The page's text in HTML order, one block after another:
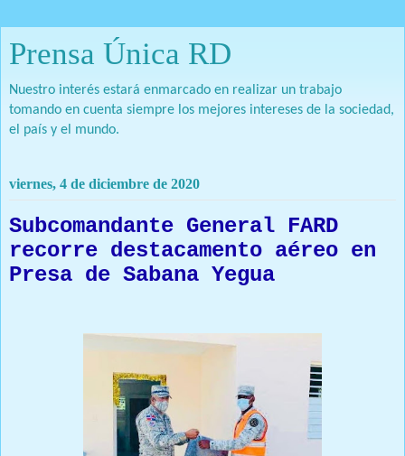
Prensa Única RD
Nuestro interés estará enmarcado en realizar un trabajo
tomando en cuenta siempre los mejores intereses de la sociedad,
el país y el mundo.
viernes, 4 de diciembre de 2020
Subcomandante General FARD
recorre destacamento aéreo en
Presa de Sabana Yegua